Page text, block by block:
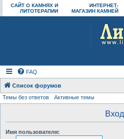
САЙТ О КАМНЯХ И
ЛИТОТЕРАПИИ
ИНТЕРНЕТ-
МАГАЗИН КАМНЕЙ
FAQ
Список форумов
Темы без ответов Активные темы
Вход
Имя пользователя: